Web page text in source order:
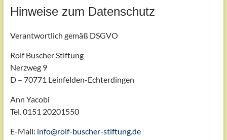
Hinweise zum Datenschutz
Verantwortlich gemäß DSGVO
Rolf Buscher Stiftung
Nerzweg 9
D – 70771 Leinfelden-Echterdingen
Ann Yacobi
Tel. 0151 20201550
E-Mail: info@rolf-buscher-stiftung.de